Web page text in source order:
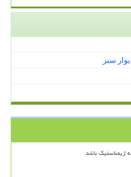
سبز
ژیمناستیک باشد